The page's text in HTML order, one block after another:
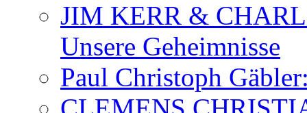
JIM KERR &
Unsere Geheimnisse
Paul Christoph